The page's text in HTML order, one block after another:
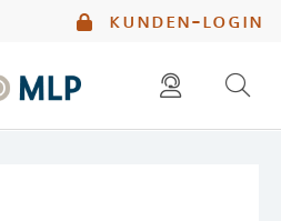
kunden-login